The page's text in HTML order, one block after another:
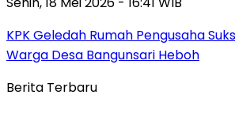
KPK Geledah Rumah Pengusaha
Warga Desa Bangunsari Heboh
Berita Terbaru